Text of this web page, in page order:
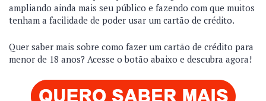
ampliando ainda mais seu público e fazendo com que muitos
tenham a facilidade de poder usar um cartão de crédito.
Quer saber mais sobre como fazer um cartão de crédito para
menor de 18 anos? Acesse o botão abaixo e descubra agora!